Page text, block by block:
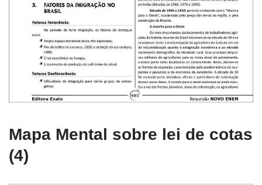
Mapa Mental sobre lei de cotas
(4)